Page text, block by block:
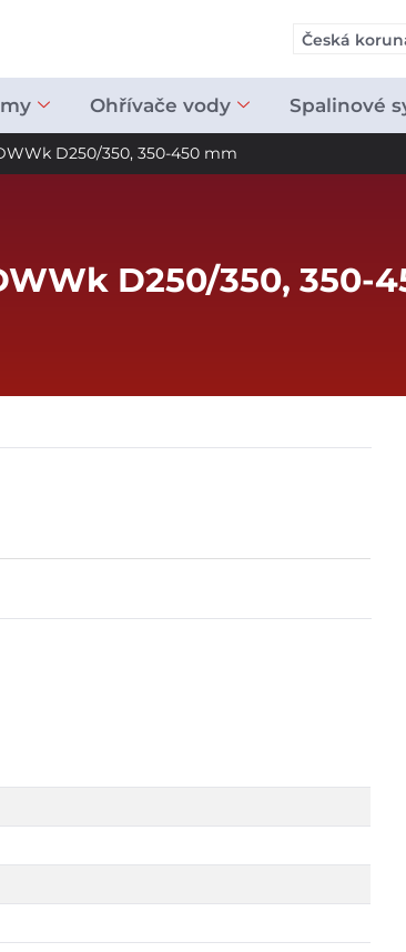
Česká
Ohřívače vody Spalinové
D250/350, 350-450 mm
D250/350, 350-